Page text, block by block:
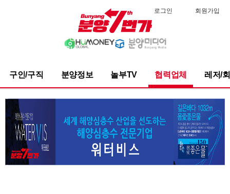
로그인 회원가입
구인/구직 분양정보 놀부TV 협력업체 레저/